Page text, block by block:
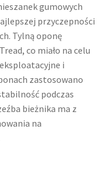
gumowych
przyczepności
Tylną oponę
co miało na celu
i
zastosowano
podczas
bieżnika ma z
na